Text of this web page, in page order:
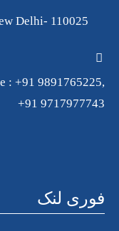
Delhi- 110025
: +91 9891765225,
+91 9717977743
فوری لنک